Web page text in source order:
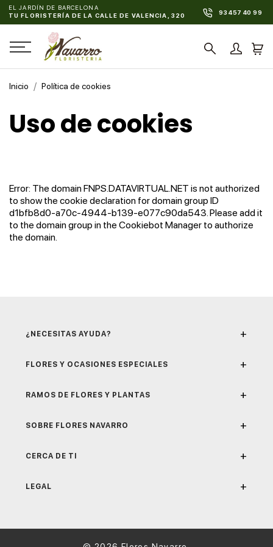
EL JARDÍN DE BARCELONA
TU FLORISTERÍA DE LA CALLE DE VALENCIA, 320
93 457 40 99
Inicio Política de cookies
Uso de cookies
Error: The domain FNPS.DATAVIRTUAL.NET is not authorized
to show the cookie declaration for domain group ID
d1bfb8d0-a70c-4944-b139-e077c90da543. Please add it
to the domain group in the Cookiebot Manager to authorize
the domain.
¿NECESITAS AYUDA? +
FLORES Y OCASIONES ESPECIALES +
RAMOS DE FLORES Y PLANTAS +
SOBRE FLORES NAVARRO +
CERCA DE TI +
LEGAL +